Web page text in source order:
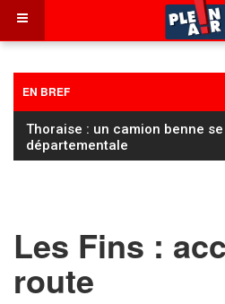
EN BREF
Thoraise : un camion benne
départementale
Les Fins :
route